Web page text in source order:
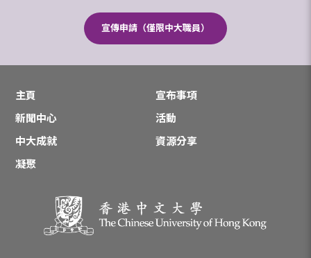
宣傳申請（僅限中大職員）
主頁
宣布事項
新聞中心
活動
中大成就
資源分享
凝聚